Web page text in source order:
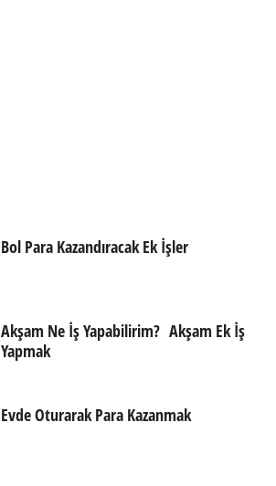
Bol Para Kazandıracak Ek İşler
Akşam Ne İş Yapabilirim? Akşam Ek İş
Yapmak
Evde Oturarak Para Kazanmak